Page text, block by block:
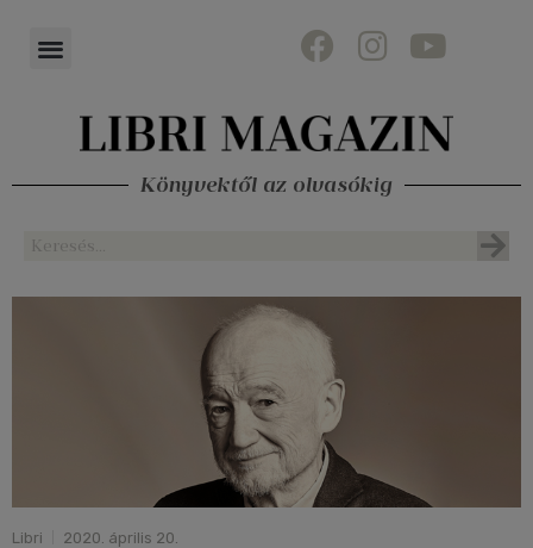
Könyvektől az olvasókig
Libri 2020. április 20.